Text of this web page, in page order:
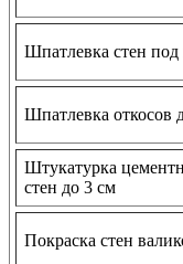
Шпатлевка стен под
Шпатлевка откосов
Штукатурка
стен до 3 см
Покраска стен